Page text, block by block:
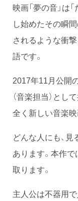
映画「夢の音」は
し始めたその瞬
されるような衝
語です。
2017年11月公開
（音楽担当）とし
全く新しい音楽映
どんな人にも、
あります。本作
取ります。
主人公は不器用